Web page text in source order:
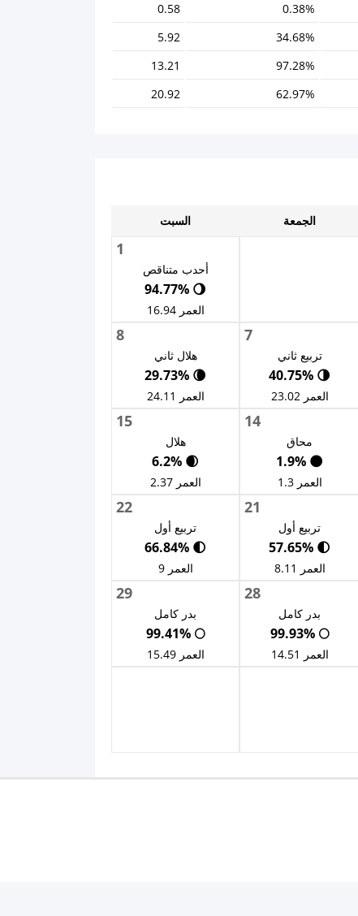
0.38%
0.58
34.68%
5.92
97.28%
13.21
62.97%
20.92
الجمعة السبت
1
أحدب متناقص
🌖 94.77%
العمر 16.94
7
تربيع ثاني
🌗 40.75%
العمر 23.02
8
هلال ثاني
🌘 29.73%
العمر 24.11
14
محاق
🌑 1.9%
العمر 1.3
15
هلال
🌒 6.2%
العمر 2.37
21
تربيع أول
🌓 57.65%
العمر 8.11
22
تربيع أول
🌓 66.84%
العمر 9
28
بدر كامل
🌕 99.93%
العمر 14.51
29
بدر كامل
🌕 99.41%
العمر 15.49